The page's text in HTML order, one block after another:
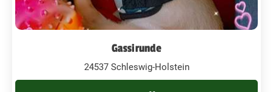
Gassirunde
24537 Schleswig-Holstein